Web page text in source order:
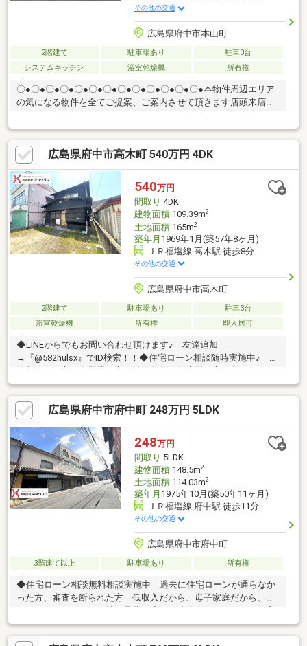
その他の交通
広島県府中市本山町
2階建て 駐車場あり
駐車3台
システムキッチン
浴室乾燥機 所有権
〇●〇●〇●〇●〇●〇●〇●〇●〇●〇●〇●〇●〇●本物件周辺エリア
の気になる物件を全てご提案、ご案内させて頂きます店頭来店で
ーは【その場確定！ 見学予約する（無料）からご予約下さい】
〇●〇●〇●〇●〇●〇●〇●〇●〇●〇●〇●〇●〇●◇安心の耐震補強
と一新された住空間 ・1000万円以下で手に入る内外装フルリフ
ォーム済み再生住宅 ・水回り全てを新品交換し壁や床を刷新、
外壁・屋根塗装も完了 ・建物は約30坪の3LDKでWICや浴室乾燥
機を完備 ・車の出し入れもスムーズな並列駐車3台分確保 ・耐
震補強工事済みで安心
広島県府中市高木町 540万円 4DK
540万円
間取り 4DK
建物面積109.39m2
土地面積165m2
築年月 1969年1月(築57年8ヶ月)
ＪＲ福塩線 高木駅 徒歩8分
その他の交通
広島県府中市高木町
2階建て 駐車場あり
駐車3台
浴室乾燥機
所有権 即入居可
◆LINEからでもお問い合わせ頂けます♪ 友達追加
→『@582hulsx』でID検索！！◆住宅ローン相談随時実施中♪
残債を 住宅ローンにおまとめして月々の支払いを少なくできま
す。 当社提携の銀行でお借入れで低金利にて住宅ローンを借り
入れできます。 ◆府中市内を中心に、数多くのの仲介物件を取
り扱っております。 新築戸建てだけでなく、中古戸建、中古マ
ンション、売土地など幅広くご紹介できます♪一部ＨＰにも掲載し
ております◆当社限定ご成約キャンペーン実施中 詳細は『プレ
ゼント情報』にてご確認下さい。
広島県府中市府中町 248万円 5LDK
248万円
間取り 5LDK
建物面積148.5m2
土地面積114.03m2
築年月 1975年10月(築50年11ヶ月)
ＪＲ福塩線 府中駅 徒歩11分
その他の交通
広島県府中市府中町
3階建て以上 駐車場あり 所有権
◆住宅ローン相談無料相談実施中 過去に住宅ローンが通らなか
った方、審査を断られた方 低収入だから、母子家庭だから、カ
ローンを通してきた実績があります。◆府中市・福山市内を中心
に、数多くのの仲介物件を取り扱っております。 新築戸建てだ